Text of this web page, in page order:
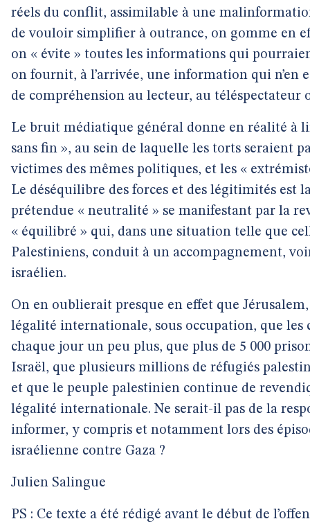
réels du conflit, assimilable à une
de vouloir simplifier à outrance, on gomme en
on « évite » toutes les informations qui
on fournit, à l’arrivée, une information qui n’en
de compréhension au lecteur, au téléspectateur
Le bruit médiatique général donne en réalité à
sans fin », au sein de laquelle les torts seraient
victimes des mêmes politiques, et les «
Le déséquilibre des forces et des légitimités est
prétendue « neutralité » se manifestant par la
« équilibré » qui, dans une situation telle que
Palestiniens, conduit à un accompagnement,
israélien.
On en oublierait presque en effet que
légalité internationale, sous occupation, que les
chaque jour un peu plus, que plus de 5 000
Israël, que plusieurs millions de réfugiés
et que le peuple palestinien continue de
légalité internationale. Ne serait-il pas de la
informer, y compris et notamment lors des
israélienne contre Gaza ?
Julien Salingue
PS : Ce texte a été rédigé avant le début de